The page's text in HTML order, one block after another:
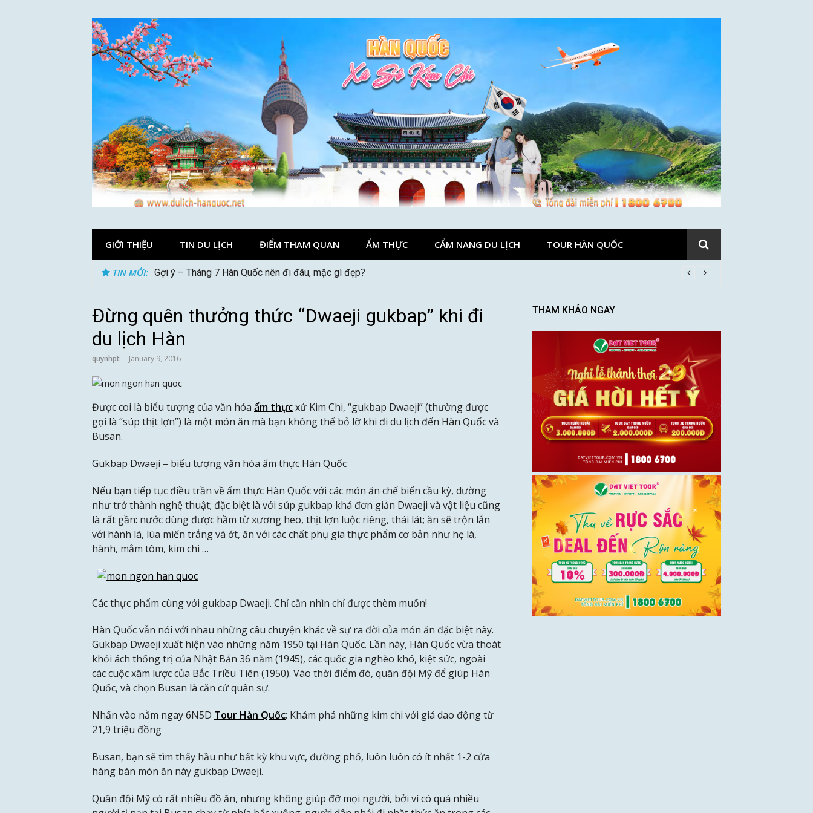
GIỚI THIỆU TIN DU LỊCH ĐIỂM THAM QUAN ẨM THỰC CẨM NANG DU LỊCH TOUR HÀN QUỐC
TIN MỚI: Gợi ý – Tháng 7 Hàn Quốc nên đi đâu, mặc gì đẹp?
Đừng quên thưởng thức “Dwaeji gukbap” khi đi
du lịch Hàn
quynhpt January 9, 2016
Được coi là biểu tượng của văn hóa ẩm thựcxứ Kim Chi, “gukbap Dwaeji” (thường được
gọi là “súp thịt lợn”) là một món ăn mà bạn không thể bỏ lỡ khi đi du lịch đến Hàn Quốc và
Busan.
Gukbap Dwaeji – biểu tượng văn hóa ẩm thực Hàn Quốc
Nếu bạn tiếp tục điều trần về ẩm thực Hàn Quốc với các món ăn chế biến cầu kỳ, dường
như trở thành nghệ thuật; đặc biệt là với súp gukbap khá đơn giản Dwaeji và vật liệu cũng
là rất gần: nước dùng được hầm từ xương heo, thịt lợn luộc riêng, thái lát; ăn sẽ trộn lẫn
với hành lá, lúa miến trắng và ớt, ăn với các chất phụ gia thực phẩm cơ bản như hẹ lá,
hành, mắm tôm, kim chi …
Các thực phẩm cùng với gukbap Dwaeji. Chỉ cần nhìn chỉ được thèm muốn!
Hàn Quốc vẫn nói với nhau những câu chuyện khác về sự ra đời của món ăn đặc biệt này.
Gukbap Dwaeji xuất hiện vào những năm 1950 tại Hàn Quốc. Lần này, Hàn Quốc vừa thoát
khỏi ách thống trị của Nhật Bản 36 năm (1945), các quốc gia nghèo khó, kiệt sức, ngoài
các cuộc xâm lược của Bắc Triều Tiên (1950). Vào thời điểm đó, quân đội Mỹ để giúp Hàn
Quốc, và chọn Busan là căn cứ quân sự.
Nhấn vào nằm ngay 6N5D Tour Hàn Quốc: Khám phá những kim chi với giá dao động từ
21,9 triệu đồng
Busan, bạn sẽ tìm thấy hầu như bất kỳ khu vực, đường phố, luôn luôn có ít nhất 1-2 cửa
hàng bán món ăn này gukbap Dwaeji.
Quân đội Mỹ có rất nhiều đồ ăn, nhưng không giúp đỡ mọi người, bởi vì có quá nhiều
THAM KHẢO NGAY